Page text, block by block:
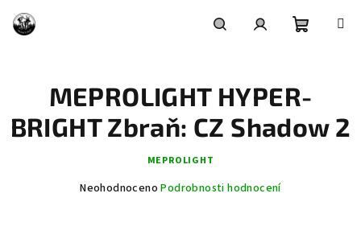
obsah
košík
MEPROLIGHT HYPER-
BRIGHT Zbraň: CZ Shadow 2
MEPROLIGHT
Průměrné
Neohodnoceno Podrobnosti hodnocení